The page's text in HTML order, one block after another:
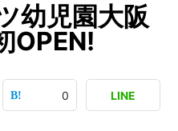
幼児園大阪
OPEN!
0 LINE